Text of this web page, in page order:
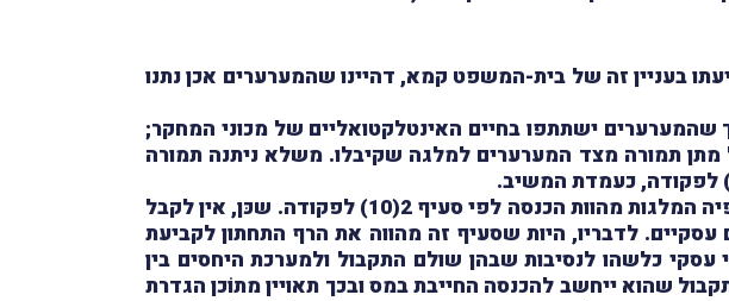
בעניין זה של בית-המשפט קמא, דהיינו שהמערערים אכן נתנו
שהמערערים ישתתפו בחיים האינטלקטואליים של מכוני המחקר;
מתן תמורה מצד המערערים למלגה שקיבלו. משלא ניתנה תמורה
השופט אלרון הוסיף וציין, כי הוא אינו מקבל את החלופה הנוספת שהציע המשיב לפיה המלגות מהוות הכנסה לפי סעיף 2(10) לפקודה. שכּן, אין לקבל
נטולת כל סממנים עסקיים. לדבריו, היות שסעיף זה מהווה את הרף התחתון לקביעת
כלשהו לנסיבות שבהן שולם התקבול ולמערכת היחסים בין
שהוא ייחשב להכנסה החייבת במס ובכך תאויין מתוֹכן הגדרת